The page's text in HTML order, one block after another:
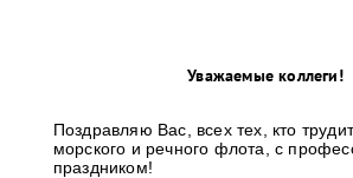
Уважаемые коллеги!
Поздравляю Вас, всех тех, кто
морского и речного флота, с
праздником!